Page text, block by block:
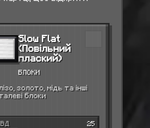
Slow Flat
(Повільний
плаский)
БЛОКИ
золото, мідь та інші
блоки
25